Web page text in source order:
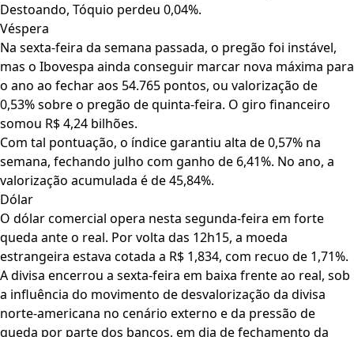
Destoando, Tóquio perdeu 0,04%.
Véspera
Na sexta-feira da semana passada, o pregão foi instável,
mas o Ibovespa ainda conseguir marcar nova máxima para
o ano ao fechar aos 54.765 pontos, ou valorização de
0,53% sobre o pregão de quinta-feira. O giro financeiro
somou R$ 4,24 bilhões.
Com tal pontuação, o índice garantiu alta de 0,57% na
semana, fechando julho com ganho de 6,41%. No ano, a
valorização acumulada é de 45,84%.
Dólar
O dólar comercial opera nesta segunda-feira em forte
queda ante o real. Por volta das 12h15, a moeda
estrangeira estava cotada a R$ 1,834, com recuo de 1,71%.
A divisa encerrou a sexta-feira em baixa frente ao real, sob
a influência do movimento de desvalorização da divisa
norte-americana no cenário externo e da pressão de
queda por parte dos bancos, em dia de fechamento da